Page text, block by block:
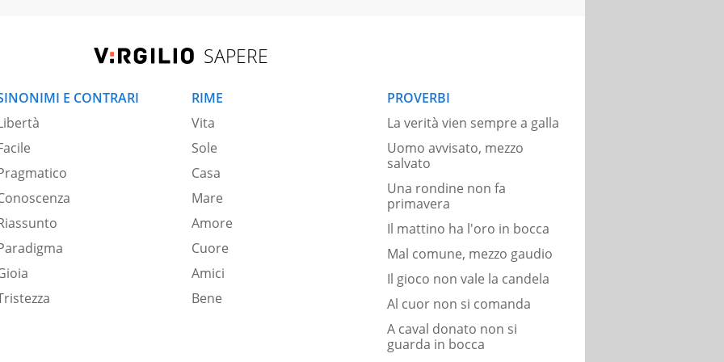
SAPERE
E CONTRARI
RIME
Vita
Sole
Casa
Mare
Amore
Cuore
Amici
Bene
PROVERBI
La verità vien sempre a galla
Uomo avvisato, mezzo
salvato
Una rondine non fa
primavera
Il mattino ha l'oro in bocca
Mal comune, mezzo gaudio
Il gioco non vale la candela
Al cuor non si comanda
A caval donato non si
guarda in bocca